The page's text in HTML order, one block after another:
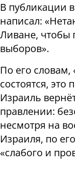
В публикации
написал:
Ливане, чтобы
выборов».
По его
состоятся, это
Израиль
правлении:
несмотря на
Израиля, по
«слабого и